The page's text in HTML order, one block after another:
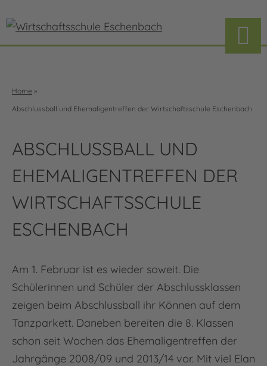
Home »
Abschlussball und Ehemaligentreffen der Wirtschaftsschule Eschenbach
ABSCHLUSSBALL UND
EHEMALIGENTREFFEN DER
WIRTSCHAFTSSCHULE
ESCHENBACH
Am 1. Februar ist es wieder soweit. Die
Schülerinnen und Schüler der Abschlussklassen
zeigen beim Abschlussball ihr Können auf dem
Tanzparkett. Daneben bereiten die 8. Klassen
schon seit Wochen das Ehemaligentreffen der
Jahrgänge 2008/09 und 2013/14 vor. Mit viel Elan